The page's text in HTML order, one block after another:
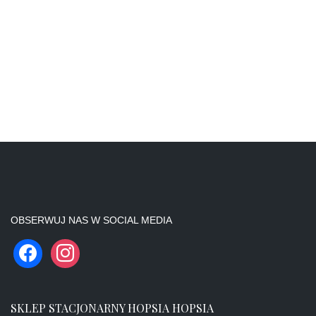
OBSERWUJ NAS W SOCIAL MEDIA
SKLEP STACJONARNY HOPSIA HOPSIA